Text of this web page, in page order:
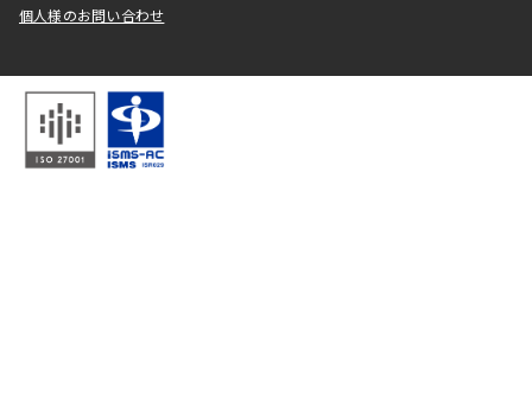
個人様のお問い合わせ